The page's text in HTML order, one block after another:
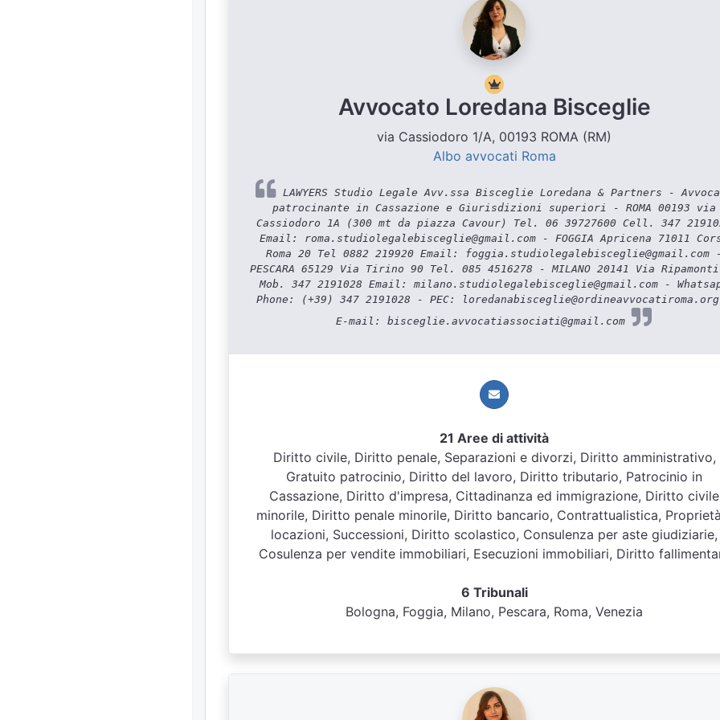
Avvocato Loredana Bisceglie
via Cassiodoro 1/A, 00193 ROMA (RM)
Albo avvocati Roma
LAWYERS Studio Legale Avv.ssa Bisceglie Loredana & Partners -
patrocinante in Cassazione e Giurisdizioni superiori - ROMA 00193 via
Cassiodoro 1A (300 mt da piazza Cavour) Tel. 06 39727600 Cell. 347
Email: roma.studiolegalebisceglie@gmail.com - FOGGIA Apricena 71011
Roma 20 Tel 0882 219920 Email: foggia.studiolegalebisceglie@gmail.com -
PESCARA 65129 Via Tirino 90 Tel. 085 4516278 - MILANO 20141 Via
Mob. 347 2191028 Email: milano.studiolegalebisceglie@gmail.com -
Phone: (+39) 347 2191028 - PEC:
E-mail: bisceglie.avvocatiassociati@gmail.com
21 Aree di attività
Diritto civile, Diritto penale, Separazioni e divorzi, Diritto amministrativo,
Gratuito patrocinio, Diritto del lavoro, Diritto tributario, Patrocinio in
Cassazione, Diritto d'impresa, Cittadinanza ed immigrazione, Diritto civile
minorile, Diritto penale minorile, Diritto bancario, Contrattualistica,
locazioni, Successioni, Diritto scolastico, Consulenza per aste giudiziarie,
Cosulenza per vendite immobiliari, Esecuzioni immobiliari, Diritto
6 Tribunali
Bologna, Foggia, Milano, Pescara, Roma, Venezia